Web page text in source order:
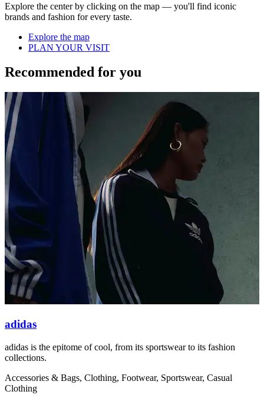
Explore the center by clicking on the map — you'll find iconic
brands and fashion for every taste.
Explore the map
PLAN YOUR VISIT
Recommended for you
adidas
adidas is the epitome of cool, from its sportswear to its fashion
collections.
Accessories & Bags, Clothing, Footwear, Sportswear, Casual
Clothing